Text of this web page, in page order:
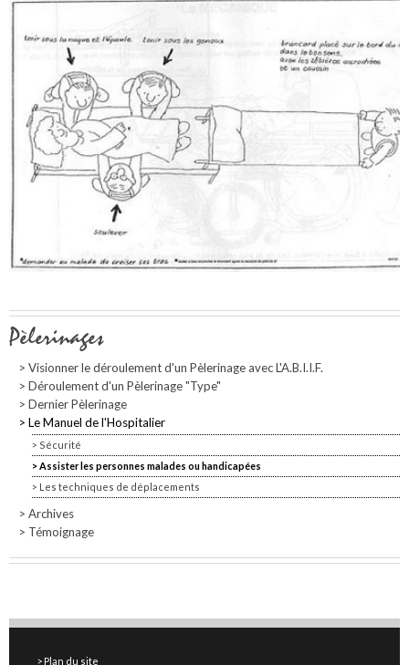
Navigation
Pèlerinages
Visionner le déroulement d'un Pèlerinage avec L'A.B.I.I.F.
Déroulement d'un Pèlerinage "Type"
Dernier Pèlerinage
Le Manuel de l'Hospitalier
Sécurité
Assister les personnes malades ou handicapées
Les techniques de déplacements
Archives
Témoignage
Plan du site